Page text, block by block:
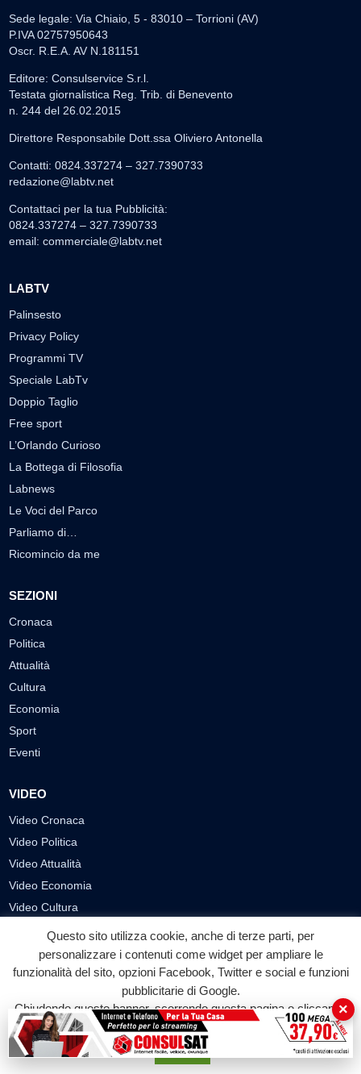
Sede legale: Via Chiaio, 5 - 83010 – Torrioni (AV)
P.IVA 02757950643
Oscr. R.E.A. AV N.181151
Editore: Consulservice S.r.l.
Testata giornalistica Reg. Trib. di Benevento
n. 244 del 26.02.2015
Direttore Responsabile Dott.ssa Oliviero Antonella
Contatti: 0824.337274 – 327.7390733
redazione@labtv.net
Contattaci per la tua Pubblicità:
0824.337274 – 327.7390733
email: commerciale@labtv.net
LABTV
Palinsesto
Privacy Policy
Programmi TV
Speciale LabTv
Doppio Taglio
Free sport
L’Orlando Curioso
La Bottega di Filosofia
Labnews
Le Voci del Parco
Parliamo di…
Ricomincio da me
SEZIONI
Cronaca
Politica
Attualità
Cultura
Economia
Sport
Eventi
VIDEO
Video Cronaca
Video Politica
Video Attualità
Video Economia
Video Cultura
Video Sport
Video Tecnologie
Video Curiosità
PUBBLICITÀ
Richiesta pubblicazione articoli/banner
Questo sito utilizza cookie, anche di terze parti, per
personalizzare i contenuti come widget per ampliare le
funzionalità del sito, opzioni Facebook, Twitter e social e funzioni
pubblicitarie di Google.
Chiudendo questo banner, scorrendo questa pagina o cliccando
su qualunque suo elemento acconsenti all'uso dei cookie.
Accetta
×